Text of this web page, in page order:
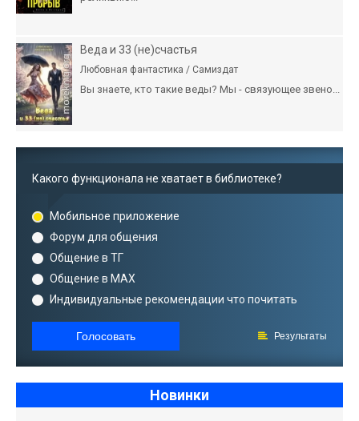
Веда и 33 (не)счастья
Любовная фантастика / Самиздат
Вы знаете, кто такие веды? Мы - связующее звено...
Какого функционала не хватает в библиотеке?
Мобильное приложение
Форум для общения
Общение в ТГ
Общение в MAX
Индивидуальные рекомендации что почитать
Голосовать Результаты
Новинки